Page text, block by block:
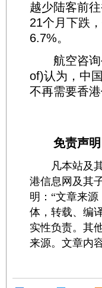
越少陆客前
21个月下跌
6.7%。
航空咨询
of)认为，中
不再需要香
免责声明
凡本站及其
港信息网及其
明：“文章来
体，转载、编
实性负责。其
来源。文章内